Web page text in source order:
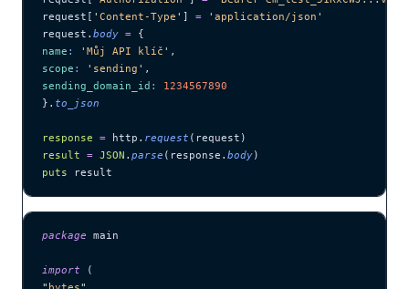
request[ ' Content-Type ' ] = ' application/json '
request. body = {
name : ' Můj API klíč ' ,
scope : ' sending ' ,
sending_domain_id :
1234567890
}. to_json
response = http. request (request)
result = JSON . parse (response. body)
puts result
package main
import (